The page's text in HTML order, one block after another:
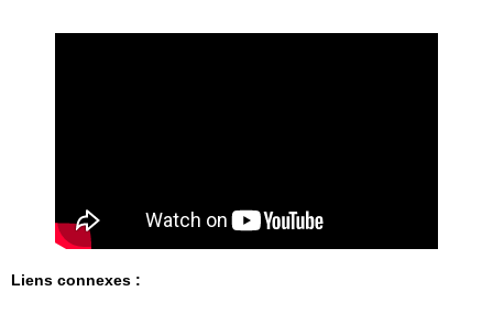
Liens connexes :